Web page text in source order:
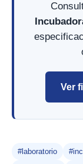
Ver
#laboratorio